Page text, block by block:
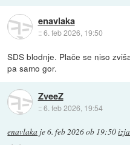
enavlaka
::6. feb 2026, 19:50
SDS blodnje. Plače se niso
pa samo gor.
ZveeZ
::6. feb 2026, 19:54
enavlaka je6. feb 2026 ob 19:50